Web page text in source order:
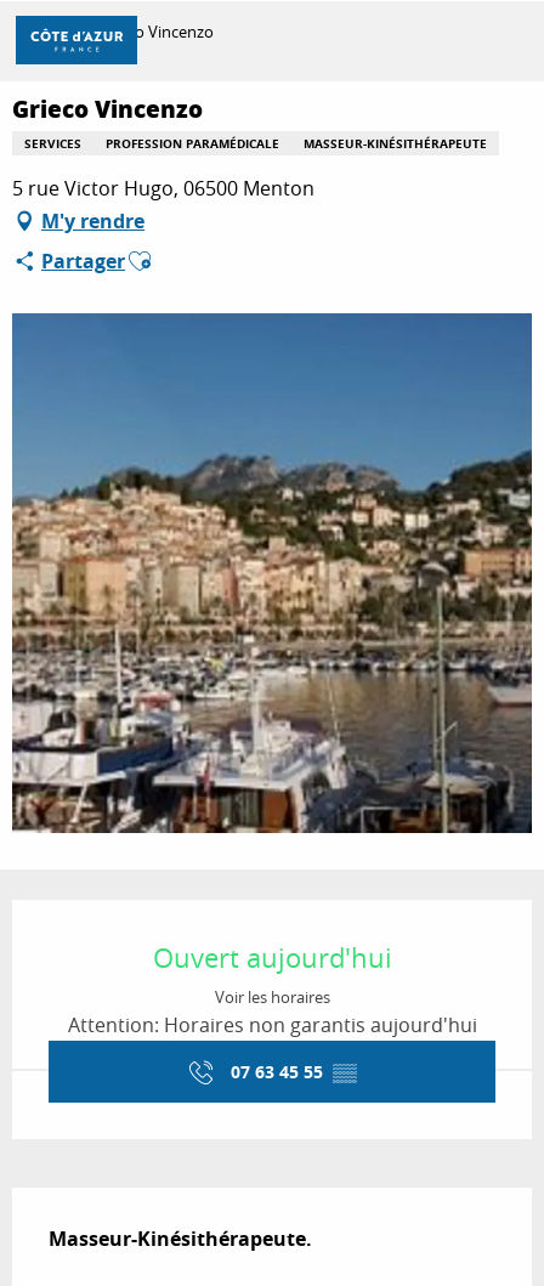
Aller
contenu
principal
DÉCOUVRIR
À FAIRE
SÉJOURNER
Accueil Grieco Vincenzo
Grieco Vincenzo
SERVICES PROFESSION PARAMÉDICALE MASSEUR-KINÉSITHÉRAPEUTE
5 rue Victor Hugo, 06500 Menton
M'y rendre
PartagerAjouter aux favoris
Ouvert aujourd'hui
Voir les horaires
Attention: Horaires non garantis aujourd'hui
07 63 45 55 ▒▒
Masseur-Kinésithérapeute.